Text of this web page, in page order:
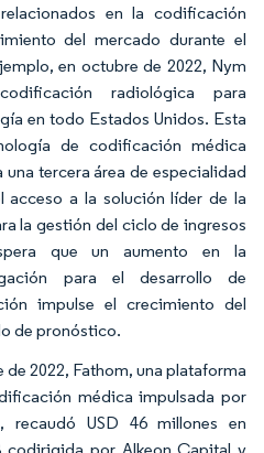
en la codificación
del mercado durante el
en octubre de 2022, Nym
radiológica para
en todo Estados Unidos. Esta
de codificación médica
tercera área de especialidad
acceso a la solución líder de la
la gestión del ciclo de ingresos
que un aumento en la
para el desarrollo de
impulse el crecimiento del
de pronóstico.
2022, Fathom, una plataforma
médica impulsada por
recaudó USD 46 millones en